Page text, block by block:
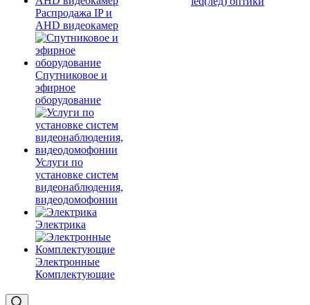
Распродажа IP и
AHD видеокамер
Спутниковое и
эфирное
оборудование
Услуги по
установке систем
видеонаблюдения,
видеодомофонии
Электрика
Электронные
Комплектующие